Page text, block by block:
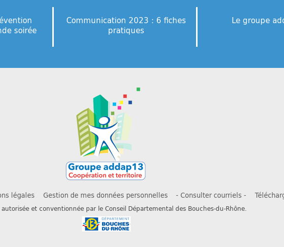
soirée
Communication 2023 : 6 fiches
pratiques
Le groupe
légales Gestion de mes données personnelles - Consulter courriels -
et conventionnée par le Conseil Départemental des Bouches-du-Rhône.